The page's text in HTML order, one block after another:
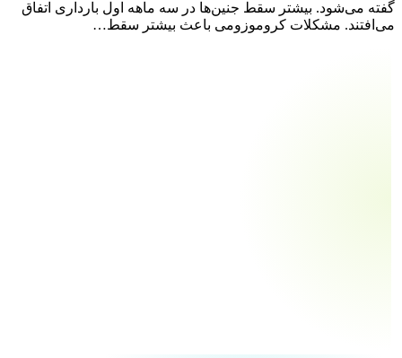
می‌شود. بیشتر سقط جنین‌ها در سه ماهه اول بارداری اتفاق
مشکلات کروموزومی باعث بیشتر سقط…